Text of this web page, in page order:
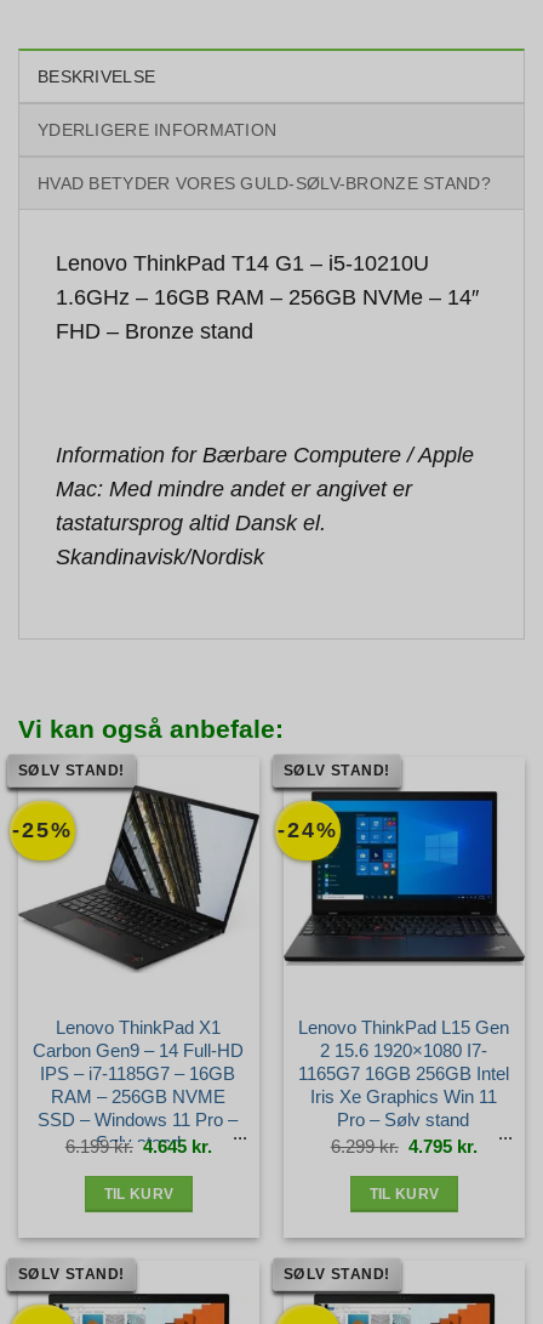
BESKRIVELSE
YDERLIGERE INFORMATION
HVAD BETYDER VORES GULD-SØLV-BRONZE STAND?
Lenovo ThinkPad T14 G1 – i5-10210U
1.6GHz – 16GB RAM – 256GB NVMe – 14″
FHD – Bronze stand
Information for Bærbare Computere / Apple
Mac: Med mindre andet er angivet er
tastatursprog altid Dansk el.
Skandinavisk/Nordisk
Vi kan også anbefale:
-25%
SØLV STAND!
Lenovo ThinkPad X1
Carbon Gen9 – 14 Full-HD
IPS – i7-1185G7 – 16GB
RAM – 256GB NVME
SSD – Windows 11 Pro –
Sølv stand
6.199kr. Den
oprindelige
pris
4.645 kr. Den
aktuelle
pris
TIL KURV
-24%
SØLV STAND!
Lenovo ThinkPad L15 Gen
2 15.6 1920×1080 I7-
1165G7 16GB 256GB Intel
Iris Xe Graphics Win 11
Pro – Sølv stand
6.299kr. Den
oprindelige
pris
4.795 kr. Den
aktuelle
pris
TIL KURV
SØLV STAND! SØLV STAND!